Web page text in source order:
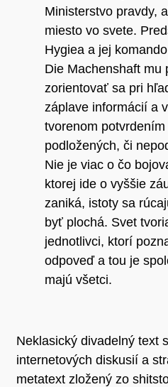
Ministerstvo pravdy,
miesto vo svete.
Hygiea a jej
Die Machenshaft mu
zorientovať sa pri
záplave informácií a
tvorenom
podložených, či
Nie je viac o čo
ktorej ide o vyššie
zaniká, istoty sa
byť plochá. Svet
jednotlivci, ktorí
odpoveď a tou je
majú všetci.
Neklasický divadelný text
internetových diskusií a
metatext zložený zo